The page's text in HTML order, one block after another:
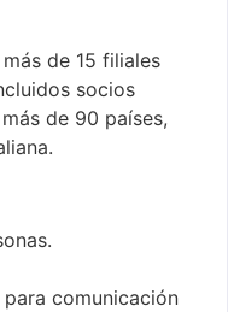
de 15 filiales
socios
de 90 países,
comunicación